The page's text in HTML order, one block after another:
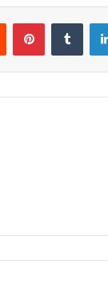
لينكدإن بينتيريست